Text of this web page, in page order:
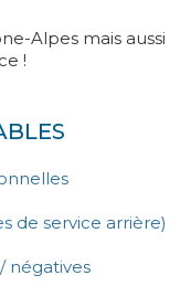
Alpes mais aussi
!
de service arrière)
négatives